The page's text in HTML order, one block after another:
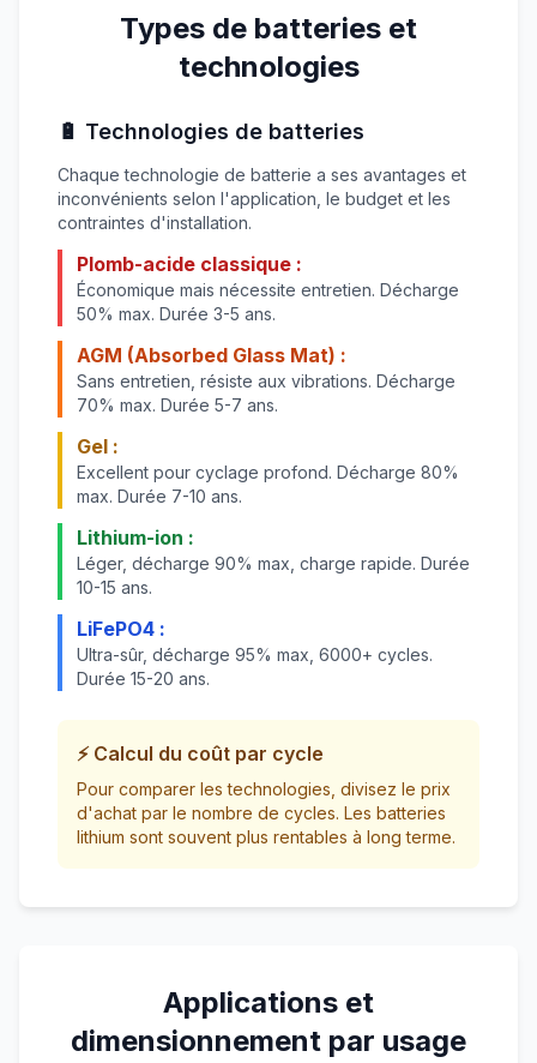
Types de batteries et
technologies
🔋 Technologies de batteries
Chaque technologie de batterie a ses avantages et
inconvénients selon l'application, le budget et les
contraintes d'installation.
Plomb-acide classique :
Économique mais nécessite entretien. Décharge
50% max. Durée 3-5 ans.
AGM (Absorbed Glass Mat) :
Sans entretien, résiste aux vibrations. Décharge
70% max. Durée 5-7 ans.
Gel :
Excellent pour cyclage profond. Décharge 80%
max. Durée 7-10 ans.
Lithium-ion :
Léger, décharge 90% max, charge rapide. Durée
10-15 ans.
LiFePO4 :
Ultra-sûr, décharge 95% max, 6000+ cycles.
Durée 15-20 ans.
⚡ Calcul du coût par cycle
Pour comparer les technologies, divisez le prix
d'achat par le nombre de cycles. Les batteries
lithium sont souvent plus rentables à long terme.
Applications et
dimensionnement par usage